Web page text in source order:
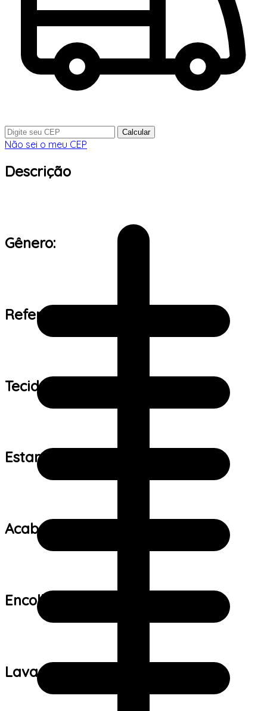
Calcular
Não sei o meu CEP
Descrição
Gênero:
Referência de tamanho:
Tecido:
Estampa:
Acabamento:
Encolhimento:
Lavagem: